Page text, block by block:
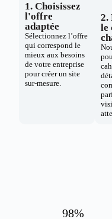
1. Choisissez
l'offre
adaptée
Sélectionnez l’offre
qui correspond le
mieux aux besoins
de votre entreprise
pour créer un site
sur-mesure.
2.
le
98%